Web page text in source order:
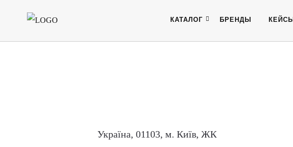
КАТАЛОГ БРЕНДЫ КЕЙСЫ
Україна, 01103, м. Київ, ЖК